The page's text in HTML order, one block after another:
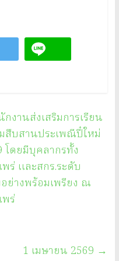
งานส่งเสริมการเรียน
สืบสานประเพณีปี๋ใหม่
โดยมีบุคลากรทั้ง
ร่ และสกร.ระดับ
ย่างพร้อมเพรียง ณ
ร่
1 เมษายน 2569 →